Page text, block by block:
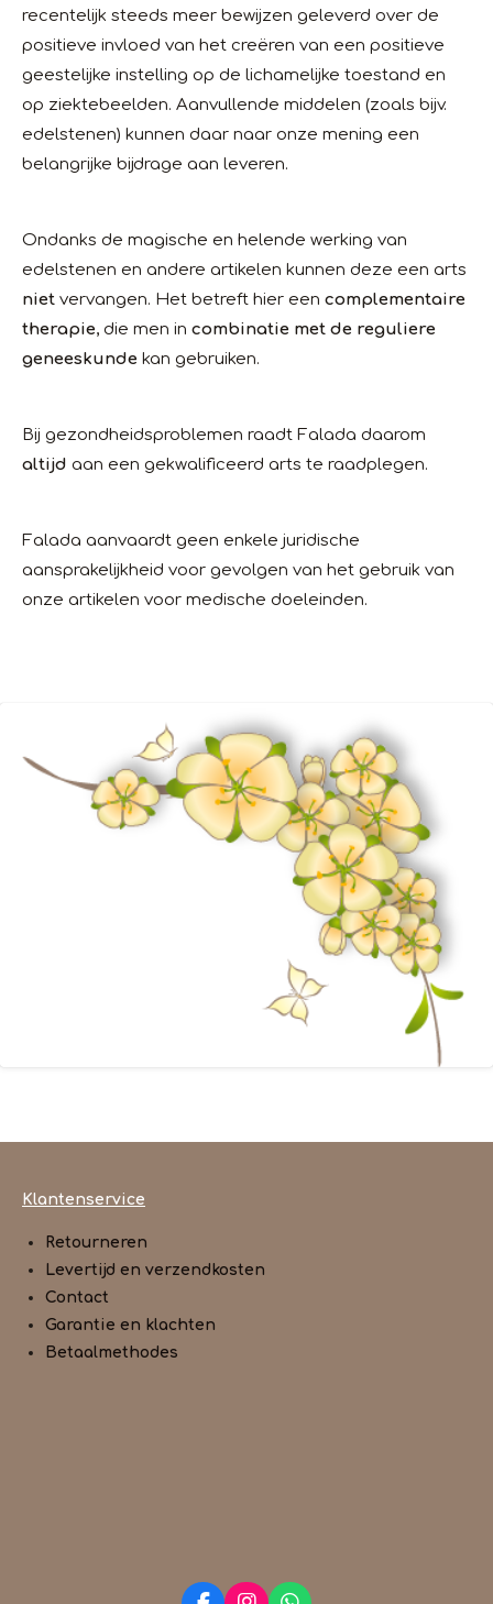
recentelijk steeds meer bewijzen geleverd over de
positieve invloed van het creëren van een positieve
geestelijke instelling op de lichamelijke toestand en
op ziektebeelden. Aanvullende middelen (zoals bijv.
edelstenen) kunnen daar naar onze mening een
belangrijke bijdrage aan leveren.
Ondanks de magische en helende werking van
edelstenen en andere artikelen kunnen deze een arts
niet vervangen. Het betreft hier een complementaire
therapie, die men in combinatie met de reguliere
geneeskunde kan gebruiken.
Bij gezondheidsproblemen raadt Falada daarom
altijd aan een gekwalificeerd arts te raadplegen.
Falada aanvaardt geen enkele juridische
aansprakelijkheid voor gevolgen van het gebruik van
onze artikelen voor medische doeleinden.
Klantenservice
Retourneren
Levertijd en verzendkosten
Contact
Garantie en klachten
Betaalmethodes